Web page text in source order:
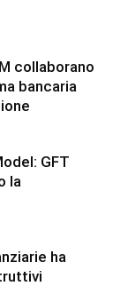
collaborano
bancaria
GFT
la
ha